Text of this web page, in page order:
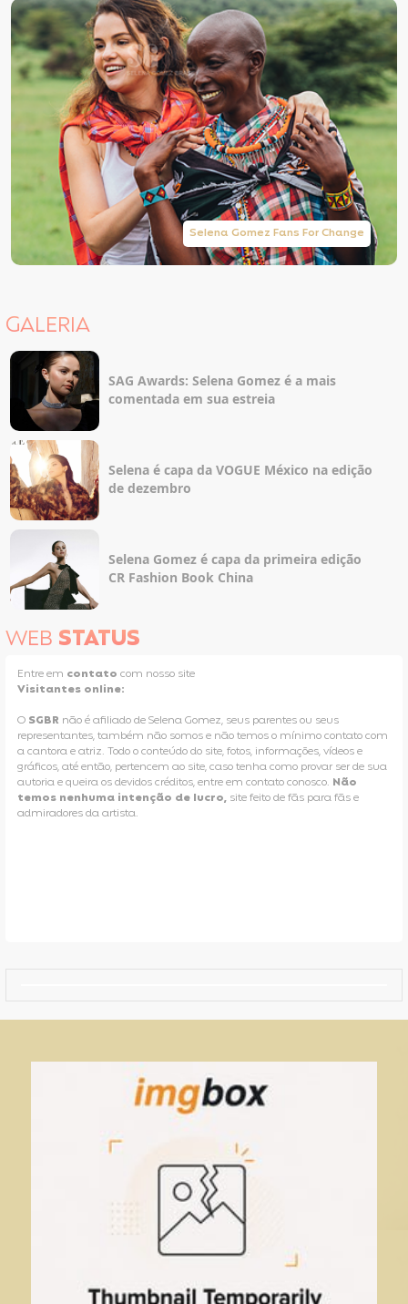
Selena Gomez Fans For Change
GALERIA
SAG Awards: Selena Gomez é a mais
comentada em sua estreia
Selena é capa da VOGUE México na edição
de dezembro
Selena Gomez é capa da primeira edição
CR Fashion Book China
WEB STATUS
Entre em contato com nosso site
Visitantes online:
O SGBR não é afiliado de Selena Gomez, seus parentes ou seus
representantes, também não somos e não temos o mínimo contato com
a cantora e atriz. Todo o conteúdo do site, fotos, informações, vídeos e
gráficos, até então, pertencem ao site, caso tenha como provar ser de sua
autoria e queira os devidos créditos, entre em contato conosco. Não
temos nenhuma intenção de lucro, site feito de fãs para fãs e
admiradores da artista.